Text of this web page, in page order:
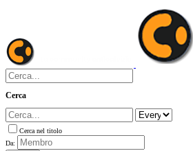
Cerca
Cerca nel titolo
Da: